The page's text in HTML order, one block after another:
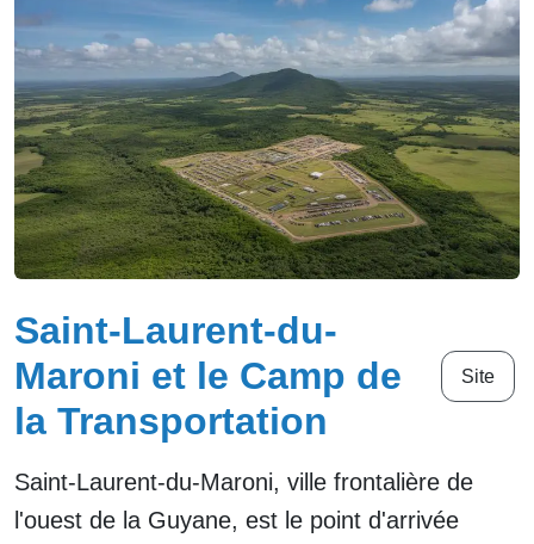
Saint-Laurent-du-
Maroni et le Camp de
la Transportation
Site
Saint-Laurent-du-Maroni, ville frontalière de
l'ouest de la Guyane, est le point d'arrivée